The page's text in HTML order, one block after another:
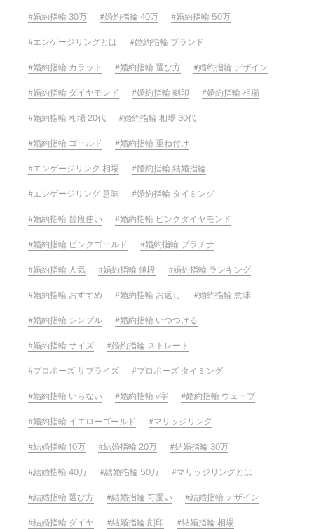
婚約指輪 30万 婚約指輪 40万 婚約指輪 50万
エンゲージリングとは 婚約指輪 ブランド
婚約指輪 カラット 婚約指輪 選び方 婚約指輪 デザイン
婚約指輪 ダイヤモンド 婚約指輪 刻印 婚約指輪 相場
婚約指輪 相場 20代 婚約指輪 相場 30代
婚約指輪 ゴールド 婚約指輪 重ね付け
エンゲージリング 相場 婚約指輪 結婚指輪
エンゲージリング 意味 婚約指輪 タイミング
婚約指輪 普段使い 婚約指輪 ピンクダイヤモンド
婚約指輪 ピンクゴールド 婚約指輪 プラチナ
婚約指輪 人気 婚約指輪 値段 婚約指輪 ランキング
婚約指輪 おすすめ 婚約指輪 お返し 婚約指輪 意味
婚約指輪 シンプル 婚約指輪 いつつける
婚約指輪 サイズ 婚約指輪 ストレート
プロポーズ サプライズ プロポーズ タイミング
婚約指輪 いらない 婚約指輪 v字 婚約指輪 ウェーブ
婚約指輪 イエローゴールド マリッジリング
結婚指輪 10万 結婚指輪 20万 結婚指輪 30万
結婚指輪 40万 結婚指輪 50万 マリッジリングとは
結婚指輪 選び方 結婚指輪 可愛い 結婚指輪 デザイン
結婚指輪 ダイヤ 結婚指輪 刻印 結婚指輪 相場